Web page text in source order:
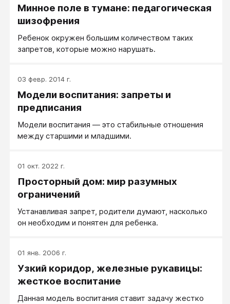
Минное поле в тумане: педагогическая
шизофрения
Ребенок окружен большим количеством таких
запретов, которые можно нарушать.
03 февр. 2014 г.
Модели воспитания: запреты и
предписания
Модели воспитания — это стабильные отношения
между старшими и младшими.
01 окт. 2022 г.
Просторный дом: мир разумных
ограничений
Устанавливая запрет, родители думают, насколько
он необходим и понятен для ребенка.
01 янв. 2006 г.
Узкий коридор, железные рукавицы:
жесткое воспитание
Данная модель воспитания ставит задачу жестко